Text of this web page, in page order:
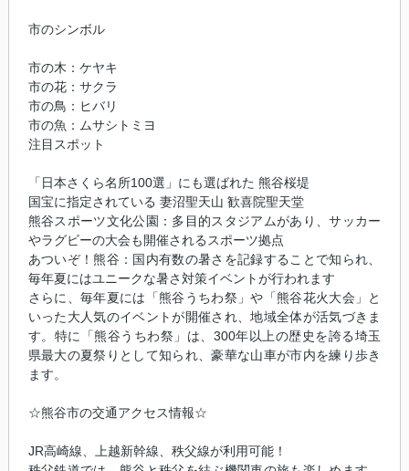
市のシンボル
市の木：ケヤキ
市の花：サクラ
市の鳥：ヒバリ
市の魚：ムサシトミヨ
注目スポット
「日本さくら名所100選」にも選ばれた 熊谷桜堤
国宝に指定されている 妻沼聖天山 歓喜院聖天堂
熊谷スポーツ文化公園：多目的スタジアムがあり、サッカー
やラグビーの大会も開催されるスポーツ拠点
あついぞ！熊谷：国内有数の暑さを記録することで知られ、
毎年夏にはユニークな暑さ対策イベントが行われます
さらに、毎年夏には「熊谷うちわ祭」や「熊谷花火大会」と
いった大人気のイベントが開催され、地域全体が活気づきま
す。特に「熊谷うちわ祭」は、300年以上の歴史を誇る埼玉
県最大の夏祭りとして知られ、豪華な山車が市内を練り歩き
ます。
☆熊谷市の交通アクセス情報☆
JR高崎線、上越新幹線、秩父線が利用可能！